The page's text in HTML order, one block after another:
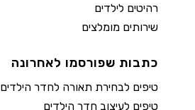
רהיטים לילדים
שירותים מומלצים
כתבות שפורסמו לאחרונה
טיפים לבחירת תאורה לחדר הילדים
טיפים לעיצוב חדר הילדים